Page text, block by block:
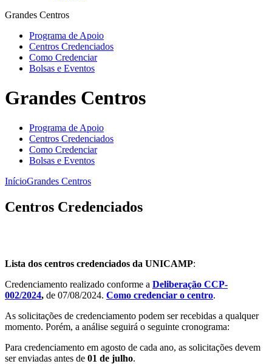
Grandes Centros
Programa de Apoio
Centros Credenciados
Como Credenciar
Bolsas e Eventos
Grandes Centros
Programa de Apoio
Centros Credenciados
Como Credenciar
Bolsas e Eventos
InícioGrandes Centros
Centros Credenciados
Lista dos centros credenciados da UNICAMP:
Credenciamento realizado conforme a Deliberação CCP-
002/2024, de 07/08/2024. Como credenciar o centro.
As solicitações de credenciamento podem ser recebidas a qualquer
momento. Porém, a análise seguirá o seguinte cronograma:
Para credenciamento em agosto de cada ano, as solicitações devem
ser enviadas antes de 01 de julho.